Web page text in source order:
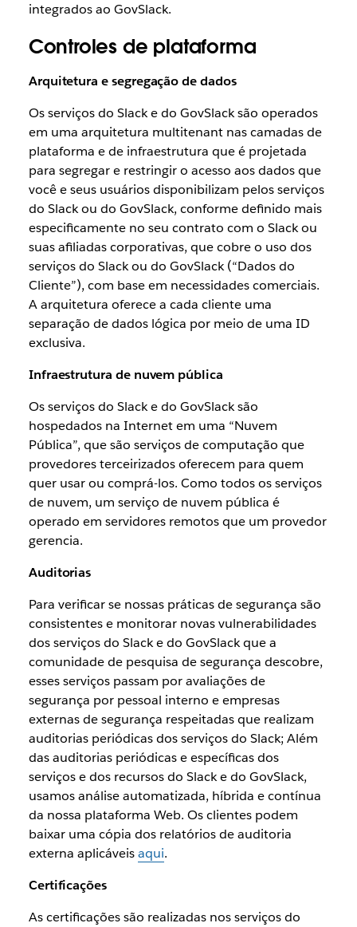
integrados ao GovSlack.
Controles de plataforma
Arquitetura e segregação de dados
Os serviços do Slack e do GovSlack são operados
em uma arquitetura multitenant nas camadas de
plataforma e de infraestrutura que é projetada
para segregar e restringir o acesso aos dados que
você e seus usuários disponibilizam pelos serviços
do Slack ou do GovSlack, conforme definido mais
especificamente no seu contrato com o Slack ou
suas afiliadas corporativas, que cobre o uso dos
serviços do Slack ou do GovSlack (“Dados do
Cliente”), com base em necessidades comerciais.
A arquitetura oferece a cada cliente uma
separação de dados lógica por meio de uma ID
exclusiva.
Infraestrutura de nuvem pública
Os serviços do Slack e do GovSlack são
hospedados na Internet em uma “Nuvem
Pública”, que são serviços de computação que
provedores terceirizados oferecem para quem
quer usar ou comprá-los. Como todos os serviços
de nuvem, um serviço de nuvem pública é
operado em servidores remotos que um provedor
gerencia.
Auditorias
Para verificar se nossas práticas de segurança são
consistentes e monitorar novas vulnerabilidades
dos serviços do Slack e do GovSlack que a
comunidade de pesquisa de segurança descobre,
esses serviços passam por avaliações de
segurança por pessoal interno e empresas
externas de segurança respeitadas que realizam
auditorias periódicas dos serviços do Slack; Além
das auditorias periódicas e específicas dos
serviços e dos recursos do Slack e do GovSlack,
usamos análise automatizada, híbrida e contínua
da nossa plataforma Web. Os clientes podem
baixar uma cópia dos relatórios de auditoria
externa aplicáveisaqui.
Certificações
As certificações são realizadas nos serviços do